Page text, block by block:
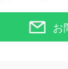
お